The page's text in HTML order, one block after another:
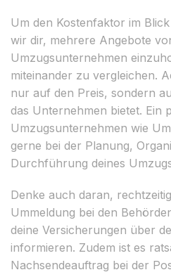
Um den Kostenfaktor im
wir dir, mehrere Angebote
Umzugsunternehmen
miteinander zu vergleichen.
nur auf den Preis, sondern
das Unternehmen bietet. Ein
Umzugsunternehmen wie
gerne bei der Planung,
Durchführung deines
Denke auch daran,
Ummeldung bei den
deine Versicherungen über
informieren. Zudem ist es
Nachsendeauftrag bei der